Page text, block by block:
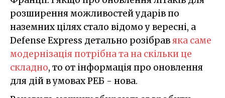
розширення можливостей ударів по
наземних цілях стало відомо у вересні, а
Defense Express детально розібравяка саме
модернізація потрібна та на скільки це
складно, то от інформація про оновлення
для дій в умовах РЕБ - нова.